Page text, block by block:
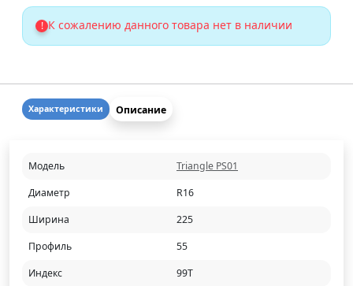
! К сожалению данного товара нет в наличии
Характеристики Описание
Модель
Triangle PS01
Диаметр
R16
Ширина
225
Профиль
55
Индекс
99T